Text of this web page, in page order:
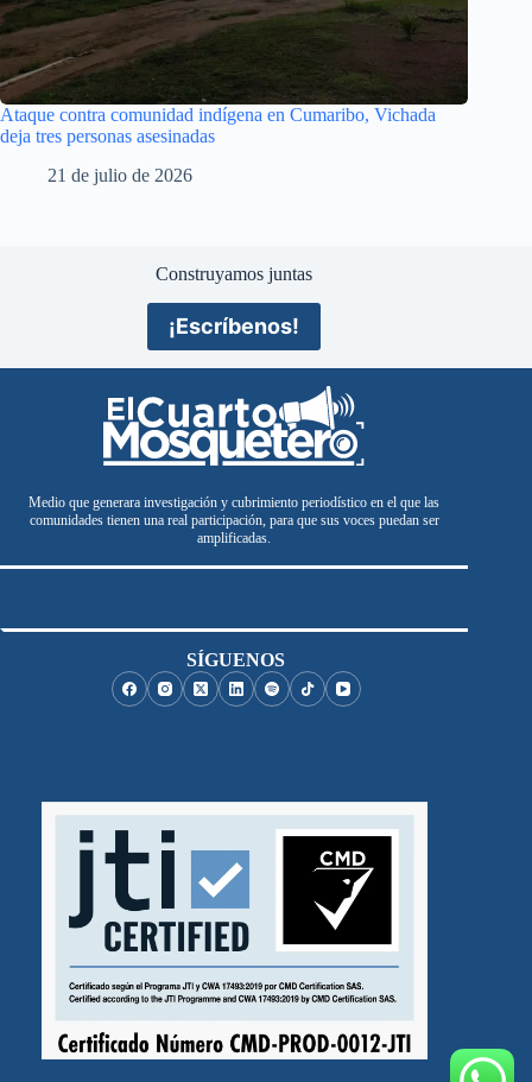
Ataque contra comunidad indígena en Cumaribo, Vichada
deja tres personas asesinadas
21 de julio de 2026
Construyamos juntas
¡Escríbenos!
Medio que generara investigación y cubrimiento periodístico en el que las
comunidades tienen una real participación, para que sus voces puedan ser
amplificadas.
SÍGUENOS